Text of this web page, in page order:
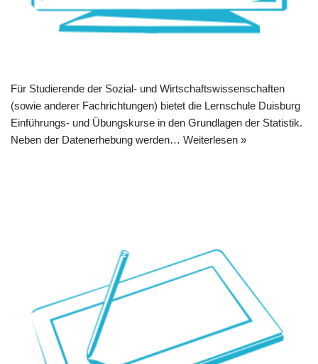
Für Studierende der Sozial- und Wirtschaftswissenschaften
(sowie anderer Fachrichtungen) bietet die Lernschule Duisburg
Einführungs- und Übungskurse in den Grundlagen der Statistik.
Neben der Datenerhebung werden… Weiterlesen »